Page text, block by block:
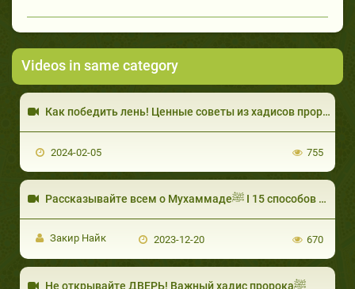
Videos in same category
2024-02-05 755
Закир Найк 2023-12-20 670
Не открывайте ДВЕРЬ! Важный хадис пророкаﷺ